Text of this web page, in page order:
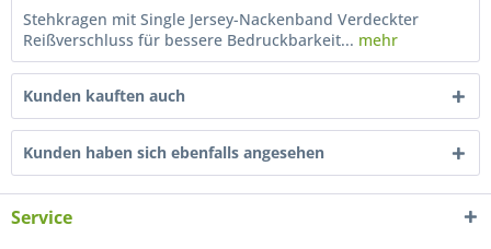
Stehkragen mit Single Jersey-Nackenband Verdeckter
Reißverschluss für bessere Bedruckbarkeit... mehr
Kunden kauften auch
Kunden haben sich ebenfalls angesehen
Service